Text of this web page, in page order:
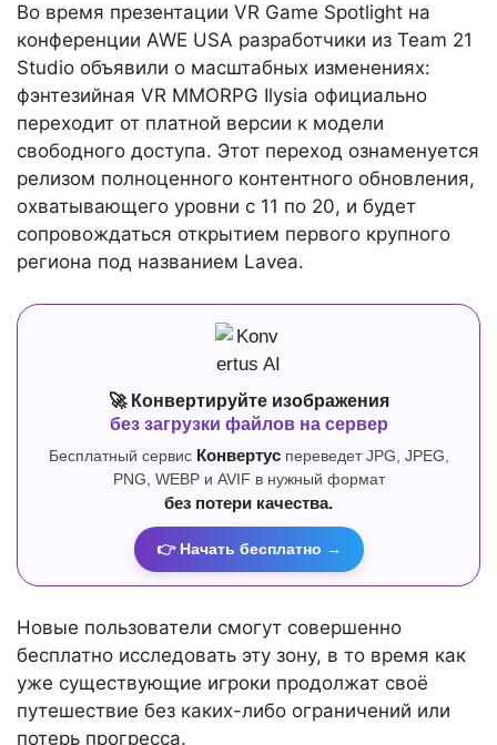
Во время презентации VR Game Spotlight на
конференции AWE USA разработчики из Team 21
Studio объявили о масштабных изменениях:
фэнтезийная VR MMORPG Ilysia официально
переходит от платной версии к модели
свободного доступа. Этот переход ознаменуется
релизом полноценного контентного обновления,
охватывающего уровни с 11 по 20, и будет
сопровождаться открытием первого крупного
региона под названием Lavea.
🚀 Конвертируйте изображения
без загрузки файлов на сервер
Бесплатный сервис Конвертуспереведет JPG, JPEG,
PNG, WEBP и AVIF в нужный формат
без потери качества.
👉 Начать бесплатно →
Новые пользователи смогут совершенно
бесплатно исследовать эту зону, в то время как
уже существующие игроки продолжат своё
путешествие без каких-либо ограничений или
потерь прогресса.